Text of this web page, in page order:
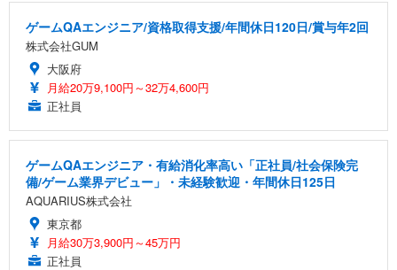
ゲームQAエンジニア/資格取得支援/年間休日120日/賞与年2回
株式会社GUM
大阪府
月給20万9,100円～32万4,600円
正社員
ゲームQAエンジニア・有給消化率高い「正社員/社会保険完
備/ゲーム業界デビュー」・未経験歓迎・年間休日125日
AQUARIUS株式会社
東京都
月給30万3,900円～45万円
正社員